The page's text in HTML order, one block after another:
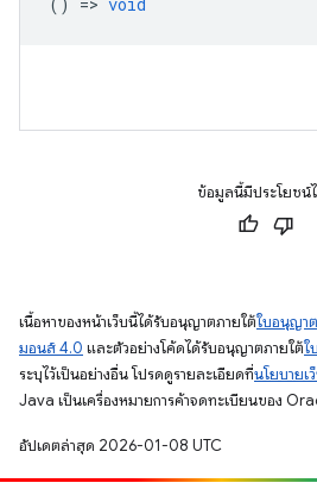
ข้อมูลนี้มีประโยชน์
เนื้อหาของหน้าเว็บนี้ได้รับอนุญาตภายใต้ใบอนุญา
มอนส์ 4.0 และตัวอย่างโค้ดได้รับอนุญาตภายใต้ใ
ระบุไว้เป็นอย่างอื่น โปรดดูรายละเอียดที่นโยบาย
Java เป็นเครื่องหมายการค้าจดทะเบียนของ
อัปเดตล่าสุด 2026-01-08 UTC